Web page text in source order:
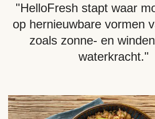
"HelloFresh stapt waar
op hernieuwbare vormen
zoals zonne- en
waterkracht."